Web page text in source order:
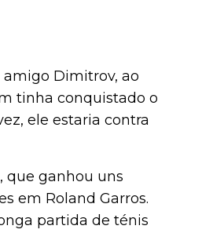
Dimitrov, ao
tinha conquistado o
ele estaria contra
que ganhou uns
em Roland Garros.
partida de ténis